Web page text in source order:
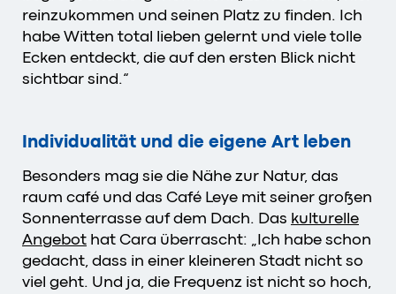
reinzukommen und seinen Platz zu finden. Ich
habe Witten total lieben gelernt und viele tolle
Ecken entdeckt, die auf den ersten Blick nicht
sichtbar sind.“
Individualität und die eigene Art leben
Besonders mag sie die Nähe zur Natur, das
raum café und das Café Leye mit seiner großen
Sonnenterrasse auf dem Dach. Das kulturelle
Angebot hat Cara überrascht: „Ich habe schon
gedacht, dass in einer kleineren Stadt nicht so
viel geht. Und ja, die Frequenz ist nicht so hoch,